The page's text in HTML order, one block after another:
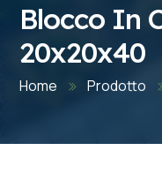
Blocco In
20x20x40
Home Prodotto